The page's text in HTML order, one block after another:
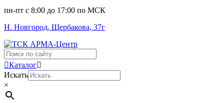
пн-пт c 8:00 до 17:00 по МСК
Н. Новгород, Щербакова, 37г
Поиск
...Каталог
Искать
×